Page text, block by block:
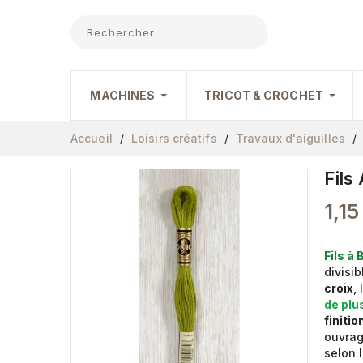
MACHINES TRICOT & CROCHET
Accueil Loisirs créatifs Travaux d'aiguilles
Fils
Fils à
croix
de
selon